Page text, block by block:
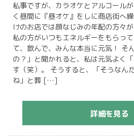
私事ですが、カラオケとアルコール
く昼間に『昼オケ』をしに商店街へ
けのお店では顔なじみの年配の方々
私の方がいつもエネルギーをもらっ
て、飲んで、みんな本当に元気！ そ
の？」と聞かれると、私は元気よく
す（笑）。 そうすると、「そうなん
ね」と葬 […]
詳細を見る